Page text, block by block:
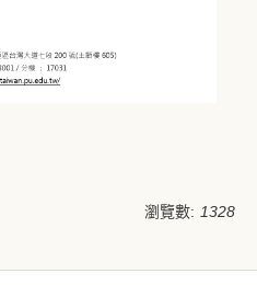
瀏覽數: 1328